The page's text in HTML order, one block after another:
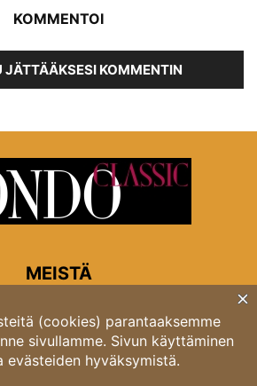
KOMMENTOI
JÄTTÄÄKSESI KOMMENTIN
MEISTÄ
Rondon toimitus
6A 00520 Helsinki
puh. 03 4246 5318